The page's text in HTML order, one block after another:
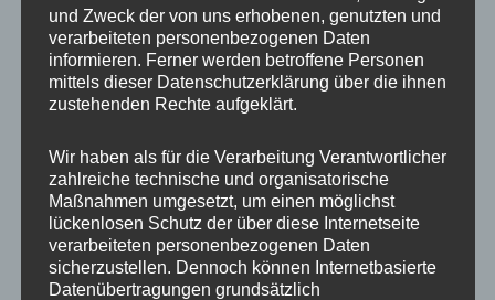
Impulsvorträge
NEWS ABONNIEREN?
Your email:
und Zweck der von uns erhobenen, genutzten und
verarbeiteten personenbezogenen Daten
informieren. Ferner werden betroffene Personen
mittels dieser Datenschutzerklärung über die ihnen
zustehenden Rechte aufgeklärt.
Wir haben als für die Verarbeitung Verantwortlicher
zahlreiche technische und organisatorische
Maßnahmen umgesetzt, um einen möglichst
lückenlosen Schutz der über diese Internetseite
verarbeiteten personenbezogenen Daten
sicherzustellen. Dennoch können Internetbasierte
Datenübertragungen grundsätzlich